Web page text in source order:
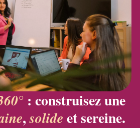
: construisez une
,solide et sereine.